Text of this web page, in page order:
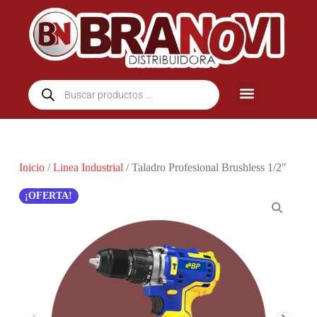
Inicio/Linea Industrial / Taladro Profesional Brushless 1/2″
¡OFERTA!